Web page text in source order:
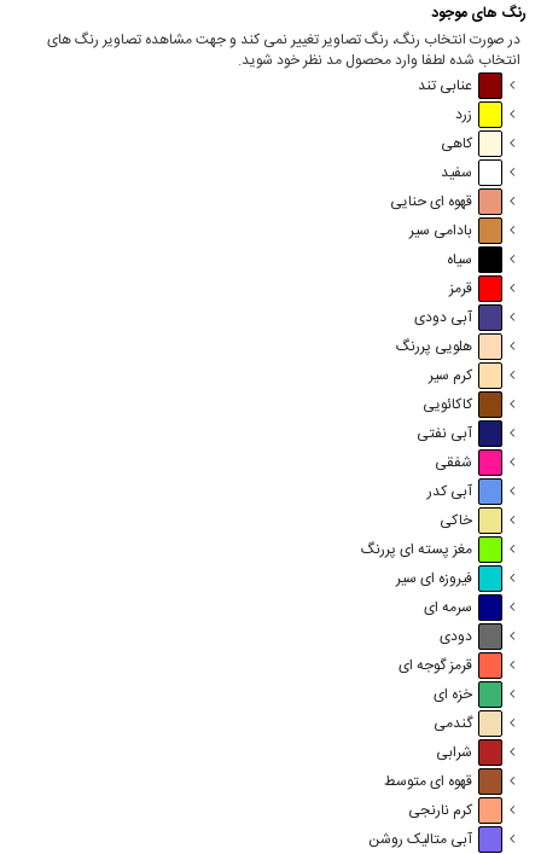
رنگ های موجود
در صورت انتخاب رنگ، رنگ تصاویر تغییر نمی کند و جهت مشاهده تصاویر رنگ های
انتخاب شده لطفا وارد محصول مد نظر خود شوید.
عنابی تند
زرد
کاهی
سفید
قهوه ای حنایی
بادامی سیر
سیاه
قرمز
آبی دودی
هلویی پررنگ
کرم سیر
کاکائویی
آبی نفتی
شفقی
آبی کدر
خاکی
مغز پسته ای پررنگ
فیروزه ای سیر
سرمه ای
دودی
قرمز گوجه ای
خزه ای
گندمی
شرابی
قهوه ای متوسط
کرم نارنجی
آبی متالیک روشن